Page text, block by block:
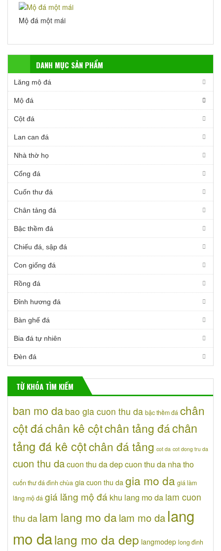
Mộ đá một mái
DANH MỤC SẢN PHẨM
Lăng mộ đá
Mộ đá
Cột đá
Lan can đá
Nhà thờ họ
Cổng đá
Cuốn thư đá
Chân tảng đá
Bậc thềm đá
Chiếu đá, sập đá
Con giống đá
Rồng đá
Đỉnh hương đá
Bàn ghế đá
Bia đá tự nhiên
Đèn đá
TỪ KHÓA TÌM KIẾM
ban mo da bao gia cuon thu da bậc thềm đá chân
cột đáchân kê cộtchân tảng đáchân
tảng đá kê cộtchân đá tảng cot da cot dong tru da
cuon thu dacuon thu da depcuon thu da nha tho
cuốn thư đá đình chùa gia cuon thu da gia mo da giá làm
lăng mộ đá giá lăng mộ đá khu lang mo da lam cuon
thu da lam lang mo dalam mo da lang
mo dalang mo da dep langmodep long đình